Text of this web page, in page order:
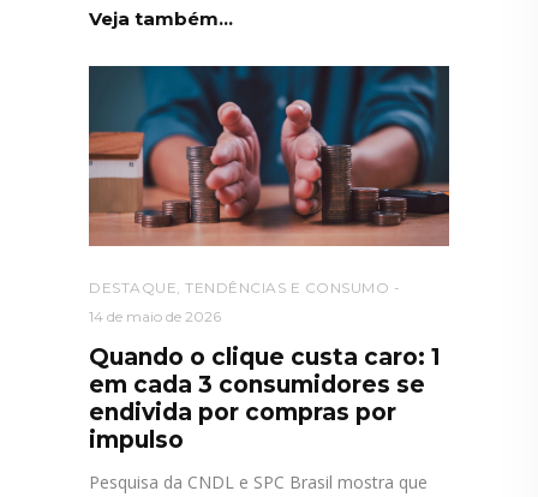
Veja também...
DESTAQUE TENDÊNCIAS E CONSUMO
14 de maio de 2026
Quando o clique custa caro: 1
em cada 3 consumidores se
endivida por compras por
impulso
Pesquisa da CNDL e SPC Brasil mostra que